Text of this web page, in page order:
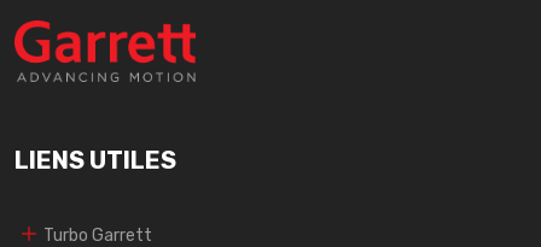
LIENS UTILES
Turbo Garrett